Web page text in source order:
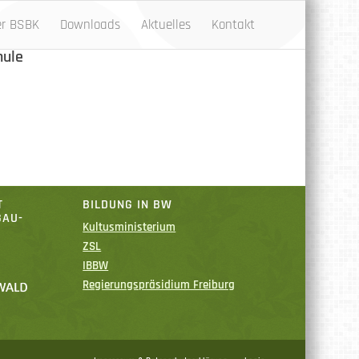
BSBK Downloads Aktuelles Kontakt
BILDUNG IN BW
Kultusministerium
ZSL
IBBW
Regierungspräsidium Freiburg